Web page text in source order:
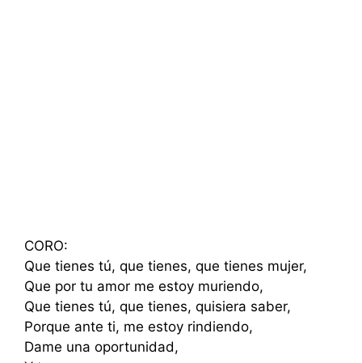
CORO:
Que tienes tú, que tienes, que tienes mujer,
Que por tu amor me estoy muriendo,
Que tienes tú, que tienes, quisiera saber,
Porque ante ti, me estoy rindiendo,
Dame una oportunidad,